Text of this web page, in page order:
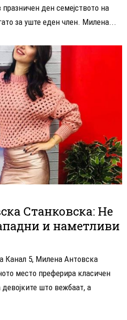
празничен ден семејството на
за уште еден член. Милена...
Станковска: Не
и наметливи
Канал 5, Милена Антовска
место преферира класичен
што вежбаат, а